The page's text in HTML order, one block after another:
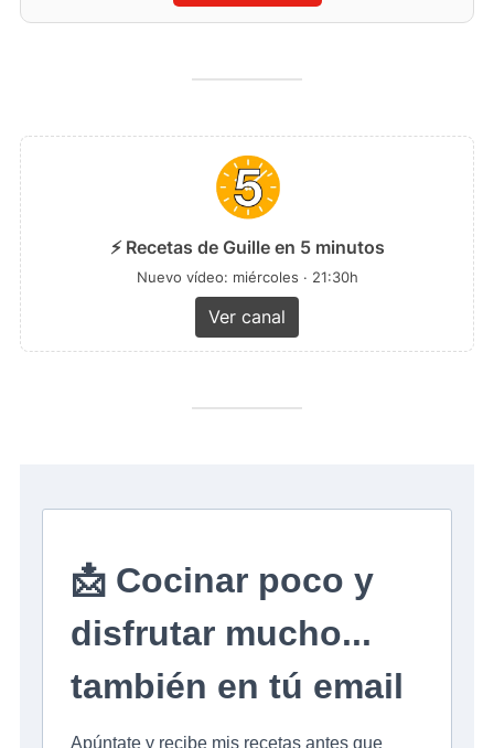
⚡ Recetas de Guille en 5 minutos
Nuevo vídeo: miércoles · 21:30h
Ver canal